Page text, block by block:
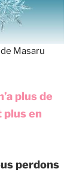
Masaru
plus de
plus en
perdons